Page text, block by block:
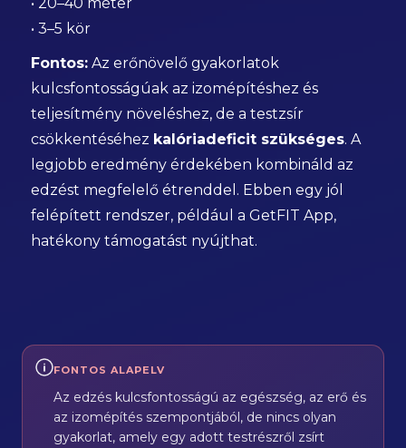
• 3–5 kör
Fontos:Az erőnövelő gyakorlatok
kulcsfontosságúak az izomépítéshez és
teljesítmény növeléshez, de a testzsír
csökkentéséhez kalóriadeficit szükséges. A
legjobb eredmény érdekében kombináld az
edzést megfelelő étrenddel. Ebben egy jól
felépített rendszer, például a GetFIT App,
hatékony támogatást nyújthat.
FONTOS ALAPELV
Az edzés kulcsfontosságú az egészség, az erő és
az izomépítés szempontjából, de nincs olyan
gyakorlat, amely egy adott testrészről zsírt